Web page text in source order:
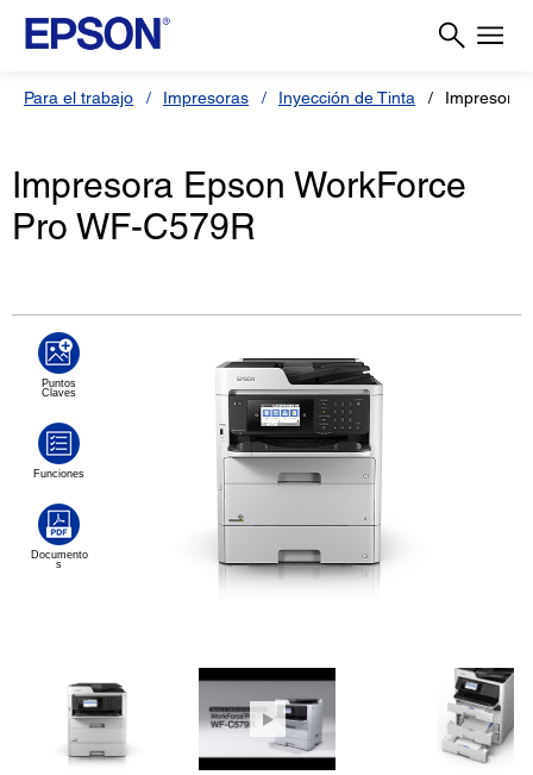
Para el trabajo Impresoras Inyección de Tinta Impresora
Impresora Epson WorkForce
Pro WF-C579R